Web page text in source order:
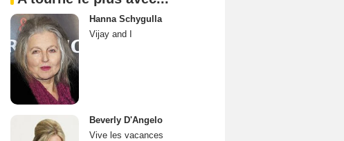
Hanna Schygulla
Vijay and I
Beverly D'Angelo
Vive les vacances